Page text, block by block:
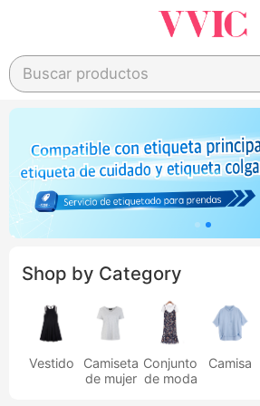
Buscar productos
Shop by Category
Vestido
Camiseta
de mujer
Conjunto
de moda
Camisa